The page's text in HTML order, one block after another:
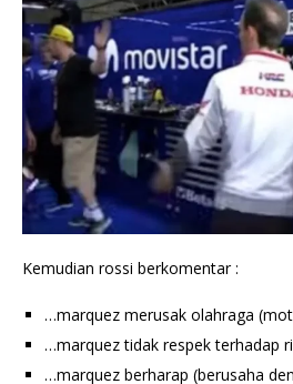
Kemudian rossi berkomentar :
…marquez merusak olahraga
…marquez tidak respek terhadap
…marquez berharap (berusaha